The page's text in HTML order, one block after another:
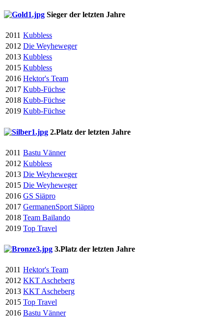
Sieger der letzten Jahre
2011 Kubbless
2012 Die Weyheweger
2013 Kubbless
2015 Kubbless
2016 Hektor's Team
2017 Kubb-Füchse
2018 Kubb-Füchse
2019 Kubb-Füchse
2.Platz der letzten Jahre
2011 Bastu Vänner
2012 Kubbless
2013 Die Weyheweger
2015 Die Weyheweger
2016 GS Siäpro
2017 GermanenSport Siäpro
2018 Team Bailando
2019 Top Travel
3.Platz der letzten Jahre
2011 Hektor's Team
2012 KKT Ascheberg
2013 KKT Ascheberg
2015 Top Travel
2016 Bastu Vänner